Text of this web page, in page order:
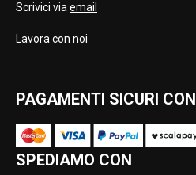
Scrivici via email
Lavora con noi
PAGAMENTI SICURI CON
SPEDIAMO CON